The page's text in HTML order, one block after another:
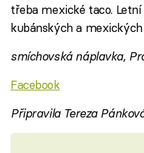
třeba mexické taco.
kubánských a
smíchovská náplavka,
Facebook
Připravila Tereza